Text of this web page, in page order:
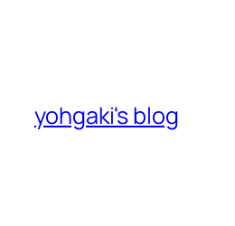
yohgaki's blog